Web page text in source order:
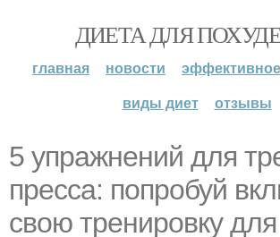
ДИЕТА ДЛЯ
главная новости
виды диет
отзывы
5 упражнений для
пресса: попробуй
свою тренировку для